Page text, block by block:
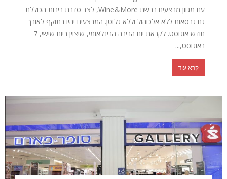
עם מגוון מבצעים ברשת Wine&More, לצד סדרת בירות הכוללת
גם גרסאות ללא אלכוהול וללא גלוטן. המבצעים יהיו בתוקף לאורך
חודש אוגוסט. לקראת יום הבירה הבינלאומי, שיצוין ביום שישי, 7
באוגוסט,...
קרא עוד